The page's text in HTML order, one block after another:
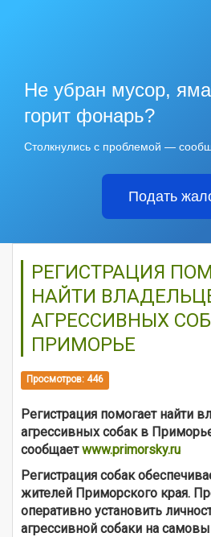
Не убран мусор,
горит фонарь?
Столкнулись с проблемой —
Подать
РЕГИСТРАЦИЯ
НАЙТИ
АГРЕССИВНЫХ
ПРИМОРЬЕ
Просмотров: 446
Регистрация помогает найти
агрессивных собак в
сообщаетwww.primorsky.ru
Регистрация собак
жителей Приморского края.
оперативно установить
агрессивной собаки на